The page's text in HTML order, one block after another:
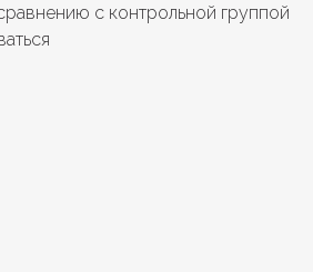
с контрольной группой